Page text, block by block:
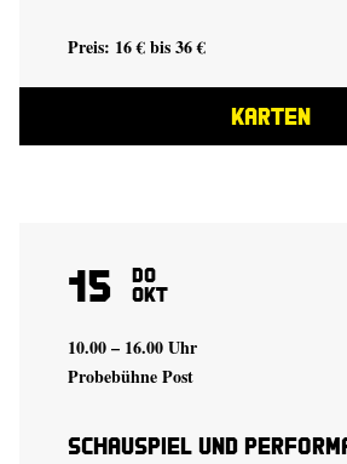
Preis: 16 € bis 36 €
KARTEN
15 Do
Okt
10.00 – 16.00 Uhr
Probebühne Post
Schauspiel und